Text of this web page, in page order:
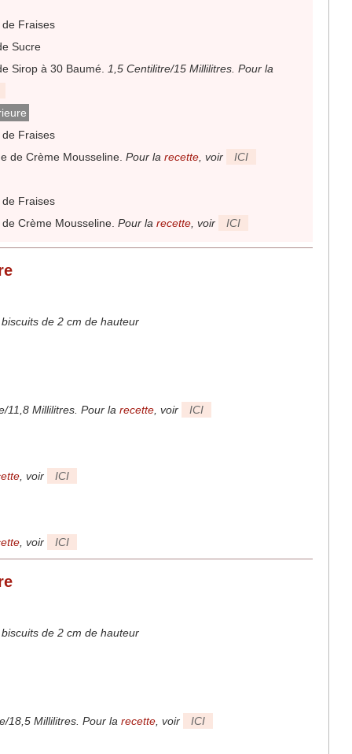
Fraises
Sucre
Sirop à 30 Baumé
1,5 Centilitre/15 Millilitres. Pour la
Fraises
de Crème Mousseline Pour la recette , voir ICI
Fraises
Crème Mousseline Pour la recette , voir ICI
de 2 cm de hauteur
11,8 Millilitres. Pour la recette , voir ICI
, voir ICI
, voir ICI
de 2 cm de hauteur
18,5 Millilitres. Pour la recette , voir ICI